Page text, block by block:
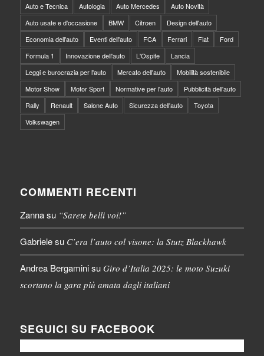
Auto e Tecnica
Autologia Auto Mercedes
Auto Novità
Auto usate e d'occasione
BMW Citroen
Design dell'auto
Economia dell'auto
Eventi dell'auto FCA Ferrari Fiat
Ford
Formula 1
Innovazione dell'auto L'Ospite
Lancia
Leggi e burocrazia per l'auto
Mercato dell'auto
Mobilità sostenibile
Motor Show
Motor Sport Normative per l'auto
Pubblicità dell'auto
Rally
Renault Salone Auto Sicurezza dell'auto
Toyota
Volkswagen
COMMENTI RECENTI
Zannasu “Sarete belli voi!”
Gabrielesu C’era l’auto col visone: la Stutz Blackhawk
Andrea Bergaminisu Giro d’Italia 2025: le moto Suzuki
scortano la gara più amata dagli italiani
SEGUICI SU FACEBOOK